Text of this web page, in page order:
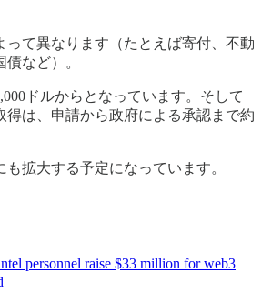
って異なります（たとえば寄付、不動
など）。
ドルからとなっています。そして
得は、申請から政府による承認まで約
も拡大する予定になっています。
personnel raise $33 million for web3